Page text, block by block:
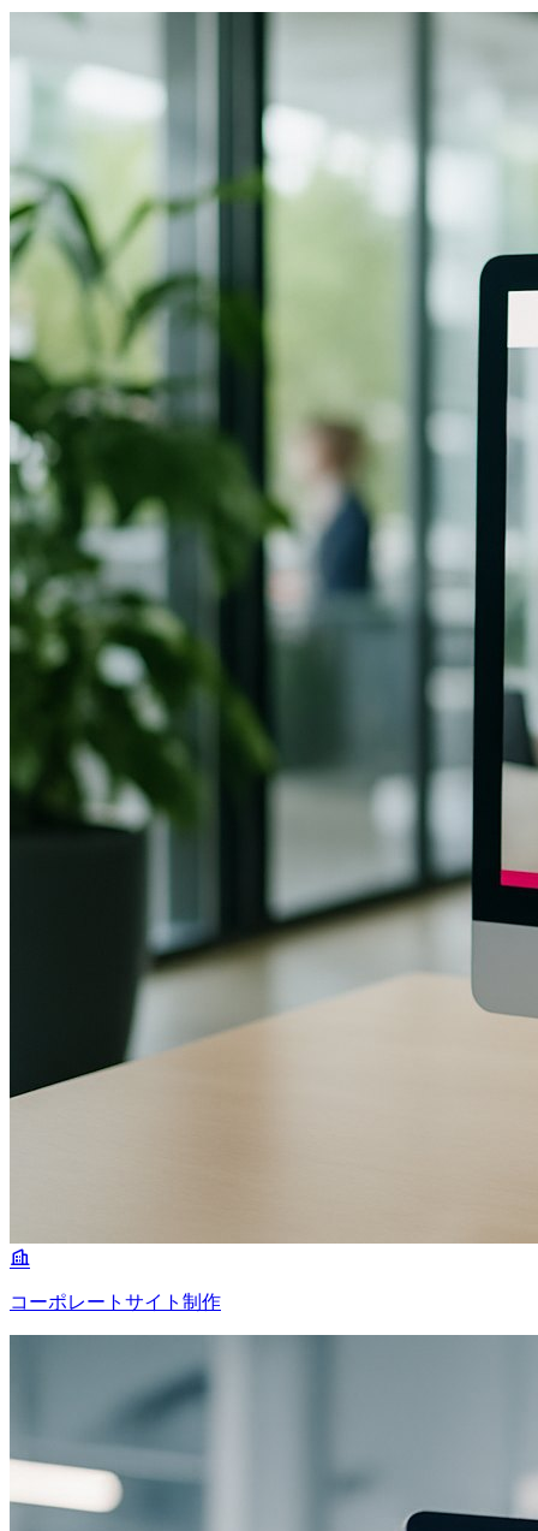
コーポレートサイト制作